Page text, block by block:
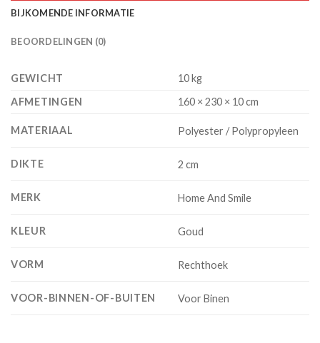
BIJKOMENDE INFORMATIE
BEOORDELINGEN (0)
GEWICHT
10 kg
AFMETINGEN
160 × 230 × 10 cm
MATERIAAL Polyester / Polypropyleen
DIKTE 2 cm
MERK Home And Smile
KLEUR Goud
VORM Rechthoek
VOOR-BINNEN-OF-BUITEN Voor Binen